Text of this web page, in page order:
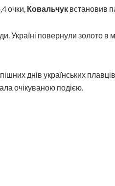
очки, Ковальчук встановив
днів українських
очікуваною подією.